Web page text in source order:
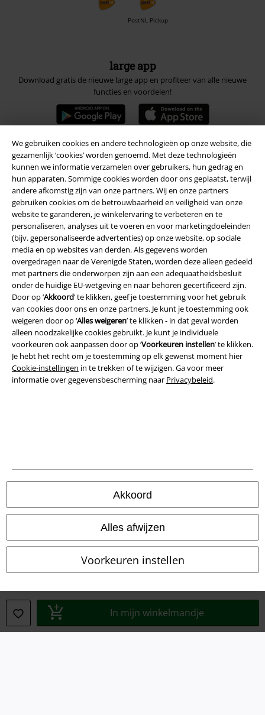
We gebruiken cookies en andere technologieën op onze website, die
gezamenlijk ‘cookies’ worden genoemd. Met deze technologieën
kunnen we informatie verzamelen over gebruikers, hun gedrag en
hun apparaten. Sommige cookies worden door ons geplaatst, terwijl
andere afkomstig zijn van onze partners. Wij en onze partners
gebruiken cookies om de betrouwbaarheid en veiligheid van onze
website te garanderen, je winkelervaring te verbeteren en te
personaliseren, analyses uit te voeren en voor marketingdoeleinden
(bijv. gepersonaliseerde advertenties) op onze website, op sociale
media en op websites van derden. Als gegevens worden
overgedragen naar de Verenigde Staten, worden deze alleen gedeeld
met partners die onderworpen zijn aan een adequaatheidsbesluit
onder de huidige EU-wetgeving en naar behoren gecertificeerd zijn.
Door op ‘Akkoord’ te klikken, geef je toestemming voor het gebruik
van cookies door ons en onze partners. Je kunt je toestemming ook
weigeren door op ‘Alles weigeren’ te klikken - in dat geval worden
alleen noodzakelijke cookies gebruikt. Je kunt je individuele
voorkeuren ook aanpassen door op ‘Voorkeuren instellen’ te klikken.
Je hebt het recht om je toestemming op elk gewenst moment hier
Cookie-instellingen in te trekken of te wijzigen. Ga voor meer
informatie over gegevensbescherming naar Privacybeleid.
Akkoord
Alles afwijzen
Voorkeuren instellen
In mijn winkelmandje
PostNL Pickup
large app
Download gratis de nieuwe large app en profiteer van alle nieuwe
functies en voordelen!
A Warner Music Group Company
Beveiliging
Bedrijfsgegevens
Verklaring van conformiteit
Informatie over toegankelijkheid
Cookie-instellingen
Annuleer bestelling
Alle prijzen incl.wettelijke BTW